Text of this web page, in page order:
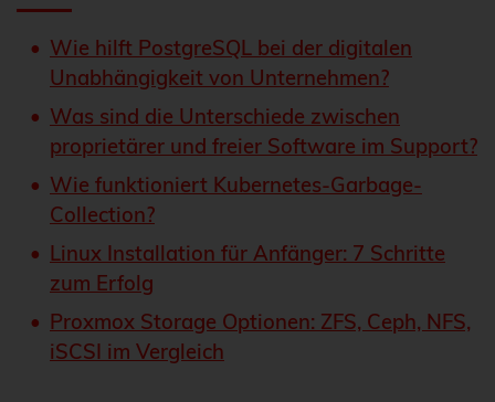
Wie hilft PostgreSQL bei der digitalen
Unabhängigkeit von Unternehmen?
Was sind die Unterschiede zwischen
proprietärer und freier Software im Support?
Wie funktioniert Kubernetes-Garbage-
Collection?
Linux Installation für Anfänger: 7 Schritte
zum Erfolg
Proxmox Storage Optionen: ZFS, Ceph, NFS,
iSCSI im Vergleich